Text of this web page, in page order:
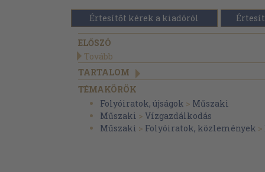
Értesítőt kérek a kiadóról
ELŐSZÓ
Tovább
TARTALOM
TÉMAKÖRÖK
Folyóiratok, újságok > Műszaki
Műszaki > Vízgazdálkodás
Műszaki > Folyóiratok, közlemények >